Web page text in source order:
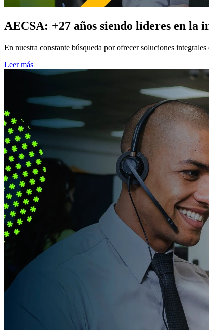
AECSA: +27 años siendo líderes en
En nuestra constante búsqueda por ofrecer soluciones
Leer más